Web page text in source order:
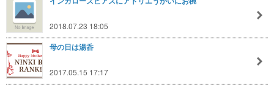
2018.07.23 18:05
母の日は湯呑
2017.05.15 17:17